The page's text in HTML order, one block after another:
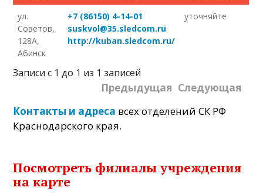
ул.
Советов,
128А,
Абинск
+7 (86150) 4-14-01
suskvol@35.sledcom.ru
http://kuban.sledcom.ru/
уточняйте
Записи с 1 до 1 из 1 записей
Предыдущая Следующая
Контакты и адреса всех отделений СК РФ
Краснодарского края.
Посмотреть филиалы учреждения
на карте